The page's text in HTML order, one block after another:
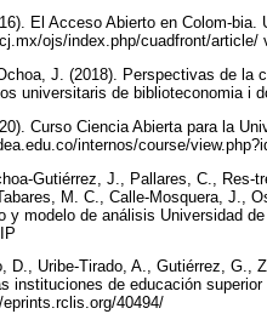
El Acceso Abierto en Colom-
ojs/index.php/cuadfront/article/
J. (2018). Perspectivas de la
universitaris de biblioteconomia i
Curso Ciencia Abierta para la
internos/course/
Gutiérrez, J., Pallares, C.,
M. C., Calle-Mosquera, J.,
y modelo de análisis Universidad
D., Uribe-Tirado, A., Gutiérrez, G.,
instituciones de educación
40494/